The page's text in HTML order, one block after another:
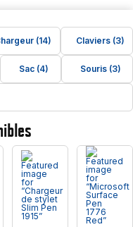
(14) Claviers (3)
Sac (4) Souris (3)